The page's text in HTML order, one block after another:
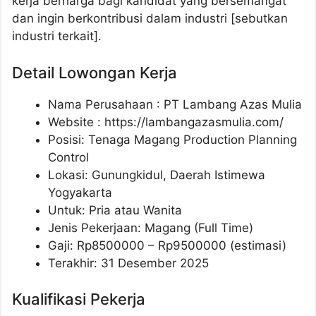
dan ingin berkontribusi dalam industri [sebutkan
industri terkait].
Detail Lowongan Kerja
Nama Perusahaan : PT Lambang Azas Mulia
Website : https://lambangazasmulia.com/
Posisi: Tenaga Magang Production Planning
Control
Lokasi: Gunungkidul, Daerah Istimewa
Yogyakarta
Untuk: Pria atau Wanita
Jenis Pekerjaan: Magang (Full Time)
Gaji: Rp8500000 – Rp9500000 (estimasi)
Terakhir: 31 Desember 2025
Kualifikasi Pekerja